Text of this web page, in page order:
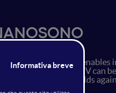
platform which
QUACTIV can
dynamic active shields